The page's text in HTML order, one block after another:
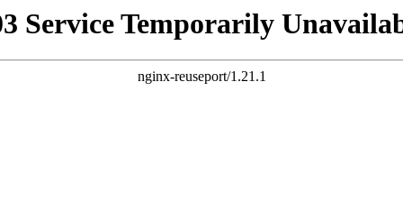
Service Temporarily
nginx-reuseport/1.21.1